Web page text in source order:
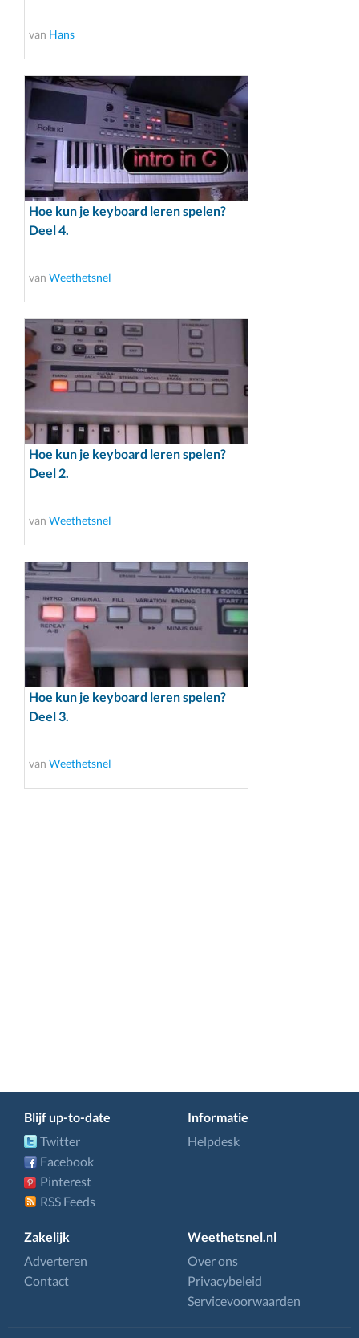
van Hans
Hoe kun je keyboard leren spelen?
Deel 4.
van Weethetsnel
Hoe kun je keyboard leren spelen?
Deel 2.
van Weethetsnel
Hoe kun je keyboard leren spelen?
Deel 3.
van Weethetsnel
Blijf up-to-date
Twitter
Facebook
Pinterest
RSS Feeds
Informatie
Helpdesk
Zakelijk
Adverteren
Contact
Weethetsnel.nl
Over ons
Privacybeleid
Servicevoorwaarden